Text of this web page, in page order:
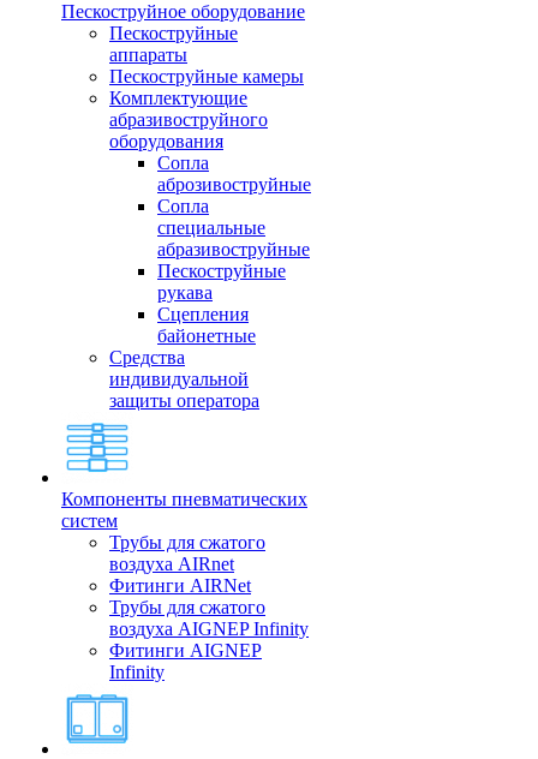
Пескоструйное оборудование
Пескоструйные
аппараты
Пескоструйные камеры
Комплектующие
абразивоструйного
оборудования
Сопла
аброзивоструйные
Сопла
специальные
абразивоструйные
Пескоструйные
рукава
Сцепления
байонетные
Средства
индивидуальной
защиты оператора
Компоненты пневматических
систем
Трубы для сжатого
воздуха AIRnet
Фитинги AIRNet
Трубы для сжатого
воздуха AIGNEP Infinity
Фитинги AIGNEP
Infinity